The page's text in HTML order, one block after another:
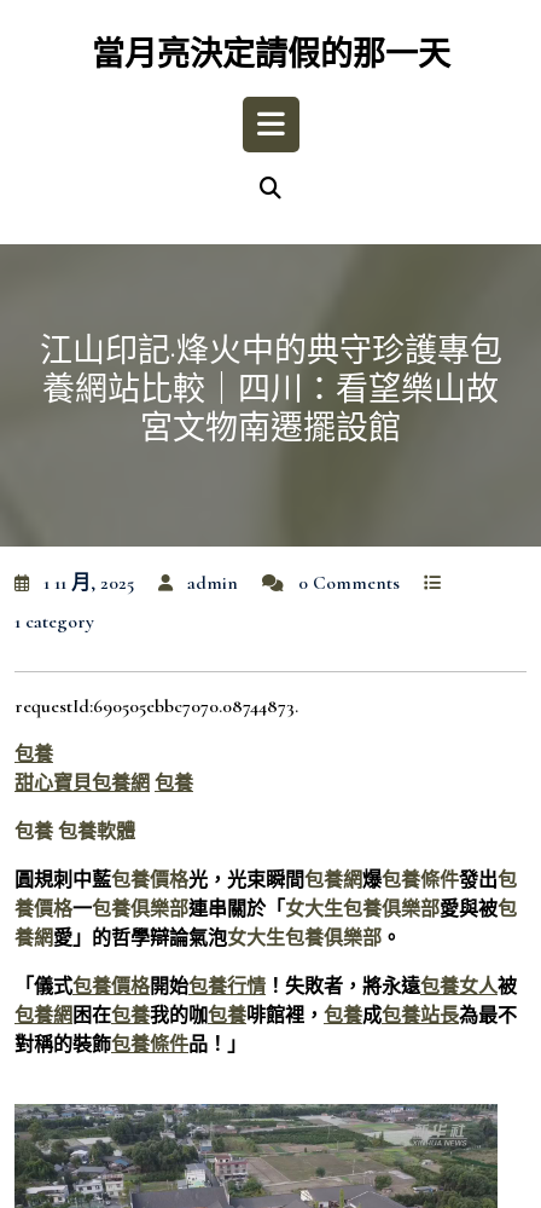
當月亮決定請假的那一天
Open
江山印記·烽火中的典守珍護專包
養網站比較｜四川：看望樂山故
宮文物南遷擺設館
1 11 月, 2025 admin
0 Comments
1 category
requestId:690505ebbc7070.08744873.
包養
甜心寶貝包養網 包養
包養 包養軟體
圓規刺中藍包養價格光，光束瞬間包養網爆包養條件發出包
養價格一包養俱樂部連串關於「女大生包養俱樂部愛與被包
養網愛」的哲學辯論氣泡女大生包養俱樂部 。
「儀式包養價格開始包養行情 ！失敗者，將永遠包養女人被
包養網 困在包養我的咖包養啡館裡， 包養成包養站長為最不
對稱的裝飾包養條件品！」